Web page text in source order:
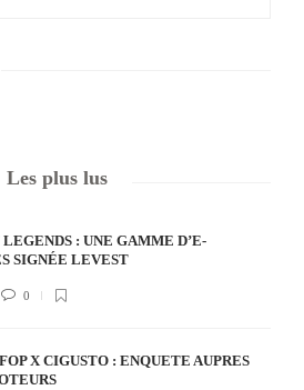
Les plus lus
LEGENDS : UNE GAMME D’E-
SIGNÉE LEVEST
0
X CIGUSTO : ENQUETE AUPRES